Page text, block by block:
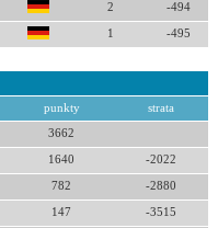
2 -494
1 -495
punkty strata
3662
1640 -2022
782 -2880
147 -3515